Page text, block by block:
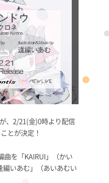
、2/21(金)0時より配信
とが決定！
を「KAIRUI」（かい
いあむ」（あいあむい